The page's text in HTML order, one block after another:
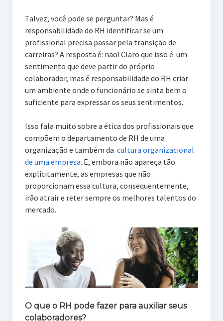
Talvez, você pode se perguntar? Mas é
responsabilidade do RH identificar se um
profissional precisa passar pela transição de
carreiras? A resposta é: não! Claro que isso é um
sentimento que deve partir do próprio
colaborador, mas é responsabilidade do RH criar
um ambiente onde o funcionário se sinta bem o
suficiente para expressar os seus sentimentos.
Isso fala muito sobre a ética dos profissionais que
compõem o departamento de RH de uma
organização e também da cultura organizacional
de uma empresa. E, embora não apareça tão
explicitamente, as empresas que não
proporcionam essa cultura, consequentemente,
irão atrair e reter sempre os melhores talentos do
mercado.
O que o RH pode fazer para auxiliar seus
colaboradores?